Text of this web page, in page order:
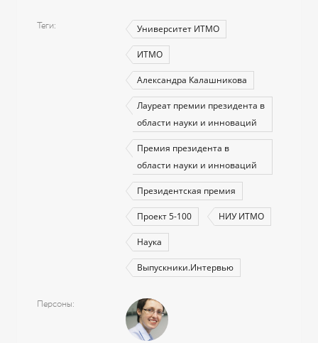
Теги Университет ИТМО
ИТМО
Александра Калашникова
Лауреат премии президента в
области науки и инноваций
Премия президента в
области науки и инноваций
Президентская премия
Проект 5-100 НИУ ИТМО
Наука
Выпускники.Интервью
Персоны